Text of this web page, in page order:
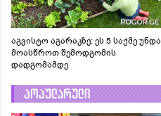
აგვისტო აგარაკზე: ეს 5 საქმე უნდა
მოასწროთ შემოდგომის
დადგომამდე
პოპულარული